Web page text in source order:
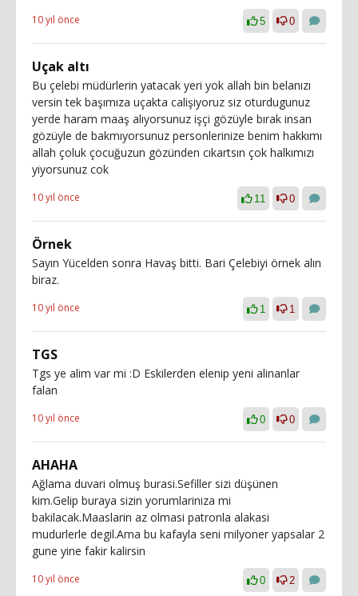
10 yıl önce 5 0
Uçak altı
Bu çelebi müdürlerin yatacak yeri yok allah bin belanızı
versin tek başımıza uçakta calişiyoruz siz oturdugunuz
yerde haram maaş alıyorsunuz işçi gözüyle bırak insan
gözüyle de bakmıyorsunuz personlerinize benim hakkımı
allah çoluk çocuğuzun gözünden cıkartsın çok halkımızı
yiyorsunuz cok
10 yıl önce 11 0
Örnek
Sayın Yücelden sonra Havaş bitti. Bari Çelebiyi örnek alın
biraz.
10 yıl önce 1 1
TGS
Tgs ye alim var mi :D Eskilerden elenip yeni alinanlar
falan
10 yıl önce 0 0
AHAHA
Ağlama duvari olmuş burasi.Sefiller sizi düşünen
kim.Gelip buraya sizin yorumlariniza mi
bakilacak.Maaslarin az olmasi patronla alakasi
mudurlerle degil.Ama bu kafayla seni milyoner yapsalar 2
gune yine fakir kalirsin
10 yıl önce 0 2